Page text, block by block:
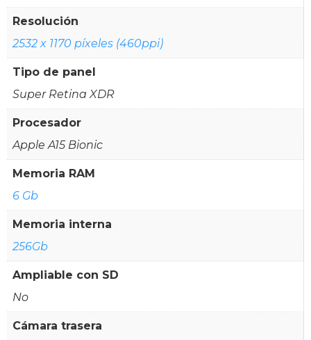
Resolución
2532 x 1170 píxeles (460ppi)
Tipo de panel
Super Retina XDR
Procesador
Apple A15 Bionic
Memoria RAM
6 Gb
Memoria interna
256Gb
Ampliable con SD
No
Cámara trasera